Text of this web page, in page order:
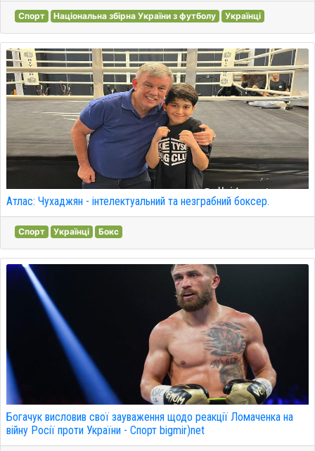
Спорт Національна збірна України з футболу Українці
Атлас: Чухаджян - інтелектуальний та незграбний боксер.
Спорт Українці Бокс
Богачук висловив свої зауваження щодо реакції Ломаченка на
війну Росії проти України - Спорт bigmir)net